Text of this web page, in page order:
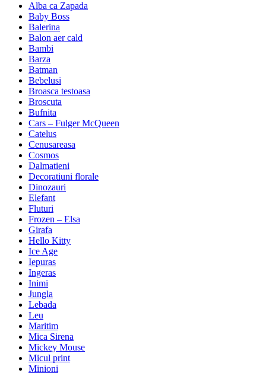
Alba ca Zapada
Baby Boss
Balerina
Balon aer cald
Bambi
Barza
Batman
Bebelusi
Broasca testoasa
Broscuta
Bufnita
Cars – Fulger McQueen
Catelus
Cenusareasa
Cosmos
Dalmatieni
Decoratiuni florale
Dinozauri
Elefant
Fluturi
Frozen – Elsa
Girafa
Hello Kitty
Ice Age
Iepuras
Ingeras
Inimi
Jungla
Lebada
Leu
Maritim
Mica Sirena
Mickey Mouse
Micul print
Minioni